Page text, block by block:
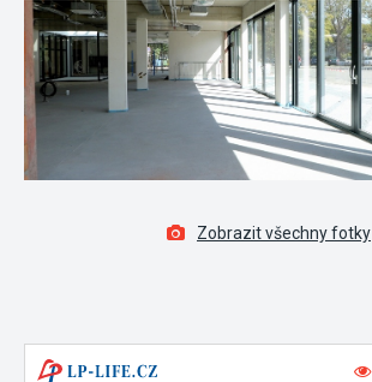
Zobrazit všechny fotky